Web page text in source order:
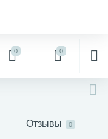
0 0
Отзывы 0